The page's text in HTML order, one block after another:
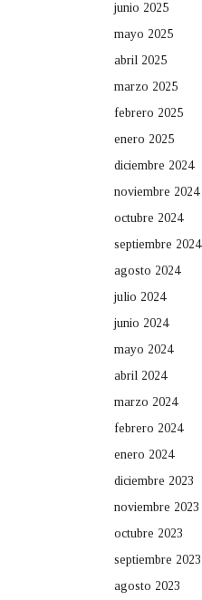
junio 2025
mayo 2025
abril 2025
marzo 2025
febrero 2025
enero 2025
diciembre 2024
noviembre 2024
octubre 2024
septiembre 2024
agosto 2024
julio 2024
junio 2024
mayo 2024
abril 2024
marzo 2024
febrero 2024
enero 2024
diciembre 2023
noviembre 2023
octubre 2023
septiembre 2023
agosto 2023